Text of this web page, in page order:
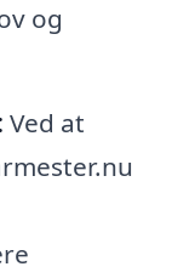
og
Ved at